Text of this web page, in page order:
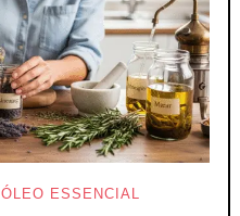
ÓLEO ESSENCIAL